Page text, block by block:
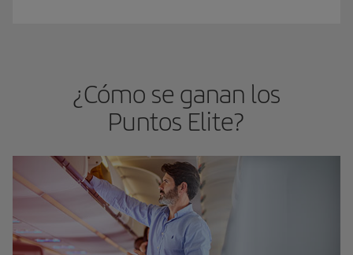
¿Cómo se ganan los
Puntos Elite?